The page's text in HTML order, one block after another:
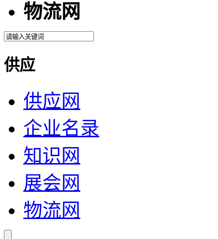
物流网
供应
供应网
企业名录
知识网
展会网
物流网